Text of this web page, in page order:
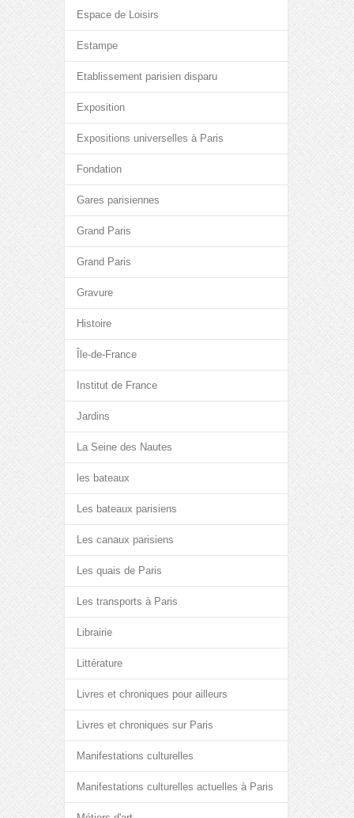
Espace de Loisirs
Estampe
Etablissement parisien disparu
Exposition
Expositions universelles à Paris
Fondation
Gares parisiennes
Grand Paris
Grand Paris
Gravure
Histoire
Île-de-France
Institut de France
Jardins
La Seine des Nautes
les bateaux
Les bateaux parisiens
Les canaux parisiens
Les quais de Paris
Les transports à Paris
Librairie
Littérature
Livres et chroniques pour ailleurs
Livres et chroniques sur Paris
Manifestations culturelles
Manifestations culturelles actuelles à Paris